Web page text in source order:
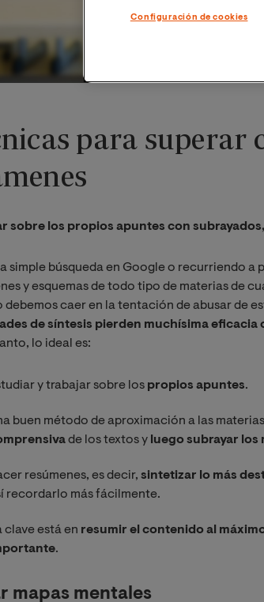
para superar
sobre los propios apuntes con
simple búsqueda en Google o recurriendo
y esquemas de todo tipo de materias de
debemos caer en la tentación de abusar de
de síntesis pierden muchísima
lo ideal es:
y trabajar sobre los propios apuntes.
buen método de aproximación a las
de los textos y luego subrayar
resúmenes, es decir, sintetizar lo más
recordarlo más fácilmente.
clave está en resumir el contenido al
.
mapas mentales
Configuración de cookies